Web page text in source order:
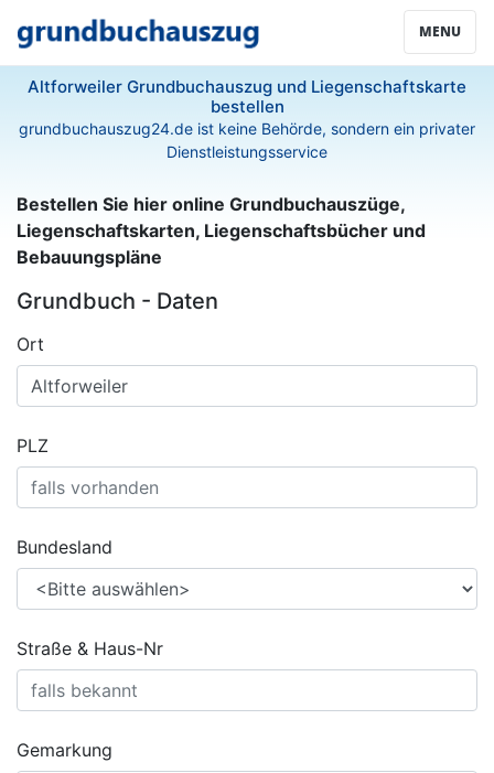
MENU
Altforweiler Grundbuchauszug und Liegenschaftskarte
bestellen
grundbuchauszug24.de ist keine Behörde, sondern ein privater
Dienstleistungsservice
Bestellen Sie hier online Grundbuchauszüge,
Liegenschaftskarten, Liegenschaftsbücher und
Bebauungspläne
Grundbuch - Daten
Ort
PLZ
Bundesland
Straße & Haus-Nr
Gemarkung